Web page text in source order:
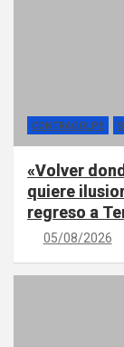
CONTRAGOLPE
«Volver
quiere
regreso a
05/08/2026